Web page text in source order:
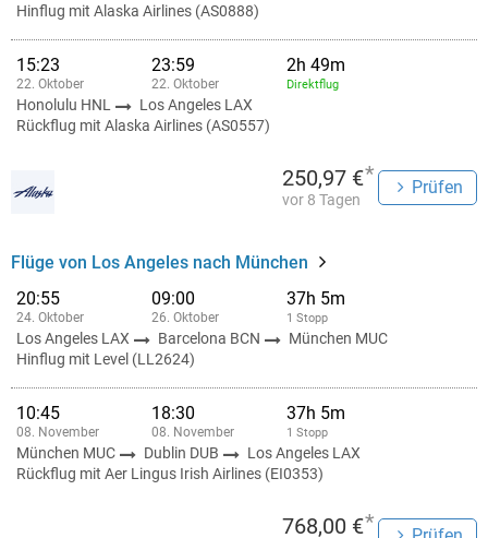
Hinflug mit Alaska Airlines (AS0888)
15:23
22. Oktober
23:59
22. Oktober
2h 49m
Direktflug
Honolulu HNL
Los Angeles LAX
Rückflug mit Alaska Airlines (AS0557)
250,97 €*
vor 8 Tagen
Prüfen
Flüge von Los Angeles nach München
20:55
24. Oktober
09:00
26. Oktober
37h 5m
1 Stopp
Los Angeles LAX Barcelona BCN
München MUC
Hinflug mit Level (LL2624)
10:45
08. November
18:30
08. November
37h 5m
1 Stopp
München MUC Dublin DUB
Los Angeles LAX
Rückflug mit Aer Lingus Irish Airlines (EI0353)
768,00 €*